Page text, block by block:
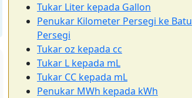
Tukar Liter kepada Gallon
Penukar Kilometer Persegi ke Batu
Persegi
Tukar oz kepada cc
Tukar L kepada mL
Tukar CC kepada mL
Penukar MWh kepada kWh